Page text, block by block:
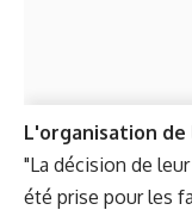
L'organisation de
"La décision de
été prise pour les